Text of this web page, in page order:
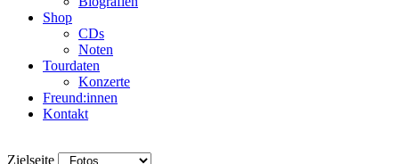
Shop
CDs
Noten
Tourdaten
Konzerte
Freund:innen
Kontakt
Zielseite